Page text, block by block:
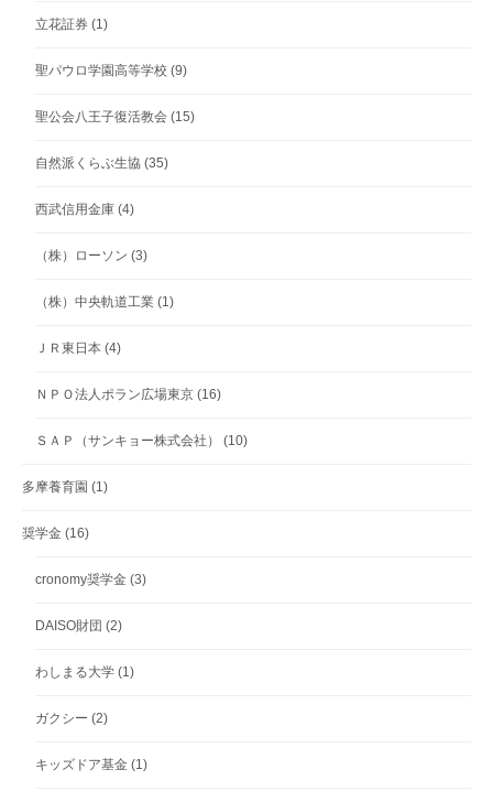
立花証券 (1)
聖パウロ学園高等学校 (9)
聖公会八王子復活教会 (15)
自然派くらぶ生協 (35)
西武信用金庫 (4)
（株）ローソン (3)
（株）中央軌道工業 (1)
ＪＲ東日本 (4)
ＮＰＯ法人ポラン広場東京 (16)
ＳＡＰ（サンキョー株式会社） (10)
多摩養育園 (1)
奨学金 (16)
cronomy奨学金 (3)
DAISO財団 (2)
わしまる大学 (1)
ガクシー (2)
キッズドア基金 (1)